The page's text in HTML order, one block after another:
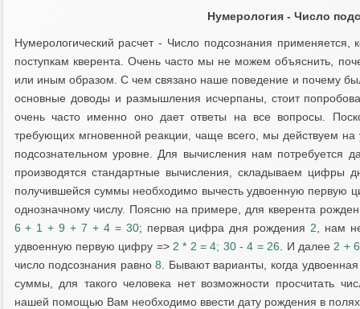
Нумерология - Число
Нумерологический расчет - Число подсознания применяется,
поступкам кверента. Очень часто мы не можем объяснить,
или иным образом. С чем связано наше поведение и почему
основные доводы и размышления исчерпаны, стоит
очень часто именно оно дает ответы на все вопросы.
требующих мгновенной реакции, чаще всего, мы действуем на
подсознательном уровне. Для вычисления нам потребуется
производятся стандартные вычисления, складываем цифры
получившейся суммы необходимо вычесть удвоенную первую
однозначному числу. Поясню на примере, для кверента
6 + 1 + 9 + 7 + 4 = 30; первая цифра дня рождения 2 , нам
удвоенную первую цифру => 2 * 2 = 4; 30 - 4 = 26 . И далее 2 +
число подсознания равно8 . Бывают варианты, когда
суммы, для такого человека нет возможности просчитать
нашей помощью Вам необходимо ввести дату рождения в